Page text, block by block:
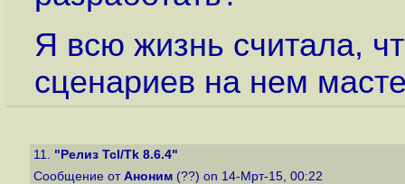
Я всю жизнь считала,
сценариев на нем
11. "Релиз Tcl/Tk 8.6.4"
Сообщение от Аноним (??) on 14-Мрт-15, 00:22